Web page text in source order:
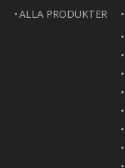
ALLA PRODUKTER